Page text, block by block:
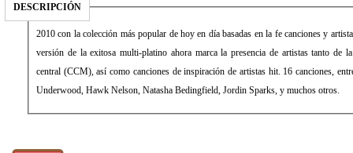
DESCRIPCIÓN
2010 con la colección más popular de hoy en día basadas en la fe canciones y
versión de la exitosa multi-platino ahora marca la presencia de artistas tanto de
central (CCM), así como canciones de inspiración de artistas hit. 16 canciones,
Underwood, Hawk Nelson, Natasha Bedingfield, Jordin Sparks, y muchos otros.